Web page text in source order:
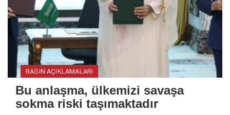
BASIN AÇIKLAMALARI
Bu anlaşma, ülkemizi savaşa
sokma riski taşımaktadır